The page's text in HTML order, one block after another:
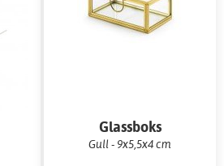
Glassboks
Gull - 9x5,5x4 cm